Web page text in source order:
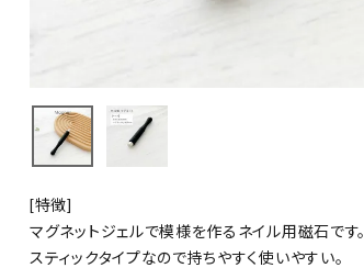
[特徴]
マグネットジェルで模様を作るネイル用磁石です。
スティックタイプなので持ちやすく使いやすい。